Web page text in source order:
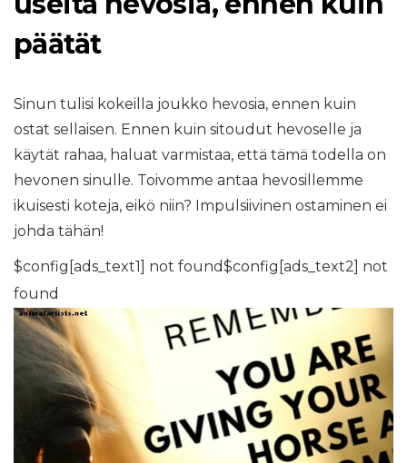
päätät
Sinun tulisi kokeilla joukko hevosia, ennen kuin
ostat sellaisen. Ennen kuin sitoudut hevoselle ja
käytät rahaa, haluat varmistaa, että tämä todella on
hevonen sinulle. Toivomme antaa hevosillemme
ikuisesti koteja, eikö niin? Impulsiivinen ostaminen ei
johda tähän!
$config[ads_text1] not found$config[ads_text2] not
found